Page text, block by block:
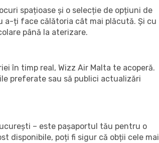
spațioase și o selecție de opțiuni de
a-ți face călătoria cât mai plăcută. Și cu
până la aterizare.
în timp real, Wizz Air Malta te acoperă.
preferate sau să publici actualizări
– este pașaportul tău pentru o
disponibile, poți fi sigur că obții cele mai